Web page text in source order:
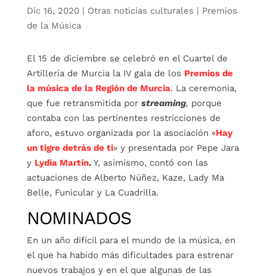
Dic 16, 2020| Otras noticias culturales | Premios
de la Música
El 15 de diciembre se celebró en el Cuartel de
Artillería de Murcia la IV gala de los Premios de
la música de la Región de Murcia. La ceremonia,
que fue retransmitida por streaming, porque
contaba con las pertinentes restricciones de
aforo, estuvo organizada por la asociación «Hay
un tigre detrás de ti» y presentada por Pepe Jara
y Lydia Martín.Y, asimismo, contó con las
actuaciones de Alberto Núñez, Kaze, Lady Ma
Belle, Funicular y La Cuadrilla.
NOMINADOS
En un año difícil para el mundo de la música, en
el que ha habido más dificultades para estrenar
nuevos trabajos y en el que algunas de las